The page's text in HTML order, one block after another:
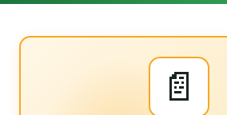
📄